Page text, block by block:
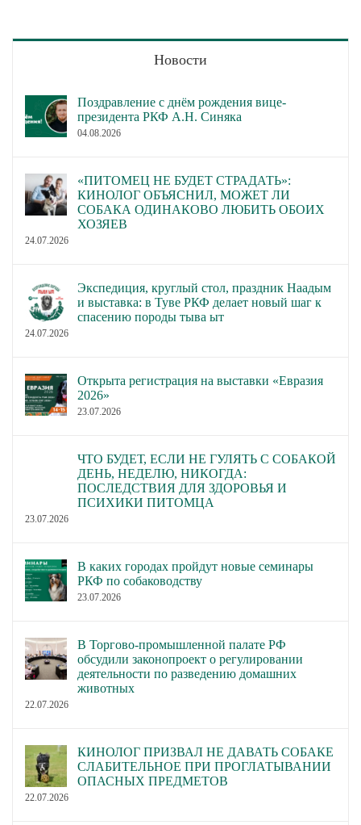
Новости
Поздравление с днём рождения вице-
президента РКФ А.Н. Синяка
04.08.2026
«ПИТОМЕЦ НЕ БУДЕТ СТРАДАТЬ»:
КИНОЛОГ ОБЪЯСНИЛ, МОЖЕТ ЛИ
СОБАКА ОДИНАКОВО ЛЮБИТЬ ОБОИХ
ХОЗЯЕВ
24.07.2026
Экспедиция, круглый стол, праздник Наадым
и выставка: в Туве РКФ делает новый шаг к
спасению породы тыва ыт
24.07.2026
Открыта регистрация на выставки «Евразия
2026»
23.07.2026
ЧТО БУДЕТ, ЕСЛИ НЕ ГУЛЯТЬ С СОБАКОЙ
ДЕНЬ, НЕДЕЛЮ, НИКОГДА:
ПОСЛЕДСТВИЯ ДЛЯ ЗДОРОВЬЯ И
ПСИХИКИ ПИТОМЦА
23.07.2026
В каких городах пройдут новые семинары
РКФ по собаководству
23.07.2026
В Торгово-промышленной палате РФ
обсудили законопроект о регулировании
деятельности по разведению домашних
животных
22.07.2026
КИНОЛОГ ПРИЗВАЛ НЕ ДАВАТЬ СОБАКЕ
СЛАБИТЕЛЬНОЕ ПРИ ПРОГЛАТЫВАНИИ
ОПАСНЫХ ПРЕДМЕТОВ
22.07.2026